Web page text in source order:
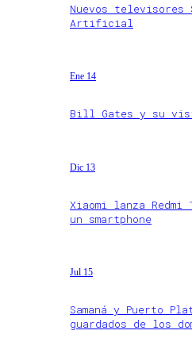
Nuevos televisores
Artificial
Ene 14
Bill Gates y su
Dic 13
Xiaomi lanza
un smartphone
Jul 15
Samaná y Puerto
guardados de los